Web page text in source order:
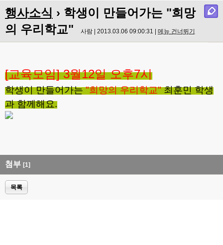
행사소식 › 학생이 만들어가는 "희망
의 우리학교"
사람 | 2013.03.06 09:00:31 | 메뉴 건너뛰기
[교육모임] 3월12일 오후7시
학생이 만들어가는 "희망의 우리학교" 최훈민 학생
과 함께해요.
첨부 [1]
목록